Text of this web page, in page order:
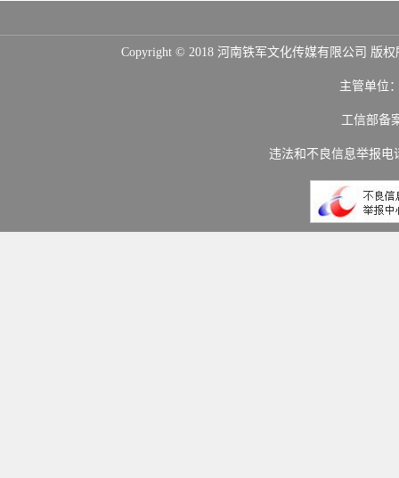
Copyright © 2018 河南铁军文化传媒有限公司 版
主管单位
工信部备
违法和不良信息举报